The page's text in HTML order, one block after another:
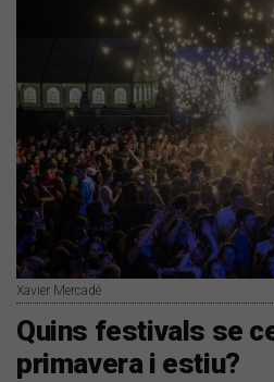
Xavier Mercadé
Quins festivals se
primavera i estiu?